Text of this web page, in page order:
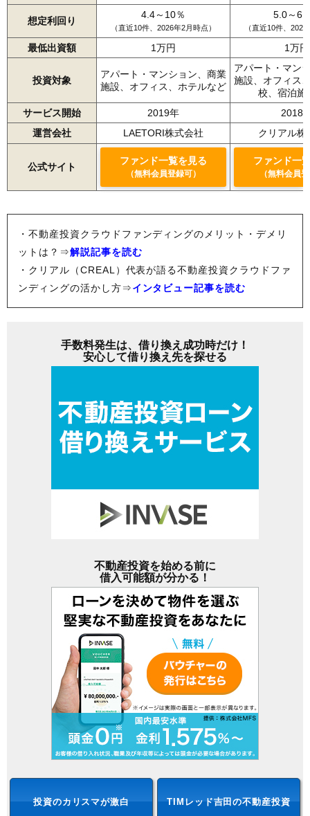
想定利回り
4.4～10％
（直近10件、2026年2月時点）
5.0～
（直近10件、
最低出資額 1万円 1万円
投資対象
アパート・マンション、商業
施設、オフィス、ホテルなど
アパート・マン
施設、オフィス
校、宿泊施
サービス開始
2019年
2018
運営会社
LAETORI株式会社 クリアル株
公式サイト
ファンド一覧を見る
（無料会員登録可）
ファンド一
（無料会員
・不動産投資クラウドファンディングのメリット・デメリ
ットは？⇒解説記事を読む
・クリアル（CREAL）代表が語る不動産投資クラウドファ
ンディングの活かし方⇒インタビュー記事を読む
手数料発生は、借り換え成功時だけ！
安心して借り換え先を探せる
不動産投資を始める前に
借入可能額が分かる！
投資のカリスマが激白 TIMレッド吉田の不動産投資